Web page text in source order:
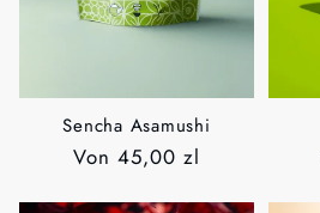
Sencha Asamushi
Normaler
Von 45,00 zl